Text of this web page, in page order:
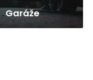
Garáže